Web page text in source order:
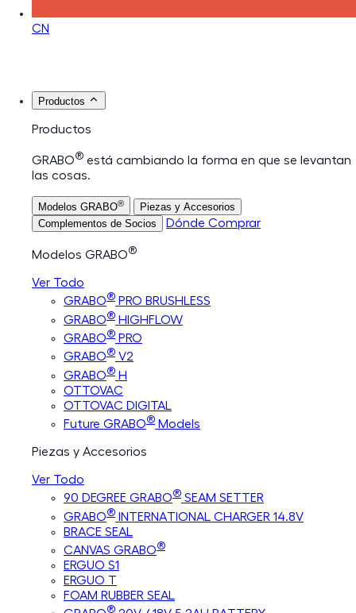
CN
Productos
Productos
GRABO® está cambiando la forma en que se levantan
las cosas.
Modelos GRABO®
Piezas y Accesorios
Complementos de Socios
Dónde Comprar
Modelos GRABO®
Ver Todo
GRABO® PRO BRUSHLESS
GRABO® HIGHFLOW
GRABO® PRO
GRABO® V2
GRABO® H
OTTOVAC
OTTOVAC DIGITAL
Future GRABO® Models
Piezas y Accesorios
Ver Todo
90 DEGREE GRABO® SEAM SETTER
GRABO® INTERNATIONAL CHARGER 14.8V
BRACE SEAL
CANVAS GRABO®
ERGUO S1
ERGUO T
FOAM RUBBER SEAL
®